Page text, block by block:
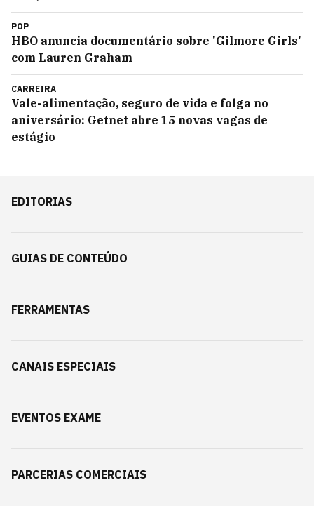
POP
HBO anuncia documentário sobre 'Gilmore Girls'
com Lauren Graham
CARREIRA
Vale-alimentação, seguro de vida e folga no
aniversário: Getnet abre 15 novas vagas de
estágio
EDITORIAS
GUIAS DE CONTEÚDO
FERRAMENTAS
CANAIS ESPECIAIS
EVENTOS EXAME
PARCERIAS COMERCIAIS